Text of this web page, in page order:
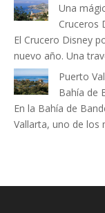
Una
Cruceros
El Crucero Disney
nuevo año. Una
Puerto
Bahía de
En la Bahía de
Vallarta, uno de